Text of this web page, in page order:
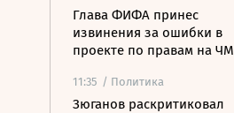
Глава ФИФА принес
извинения за ошибки в
проекте по правам на ЧМ
11:35 / Политика
Зюганов раскритиковал